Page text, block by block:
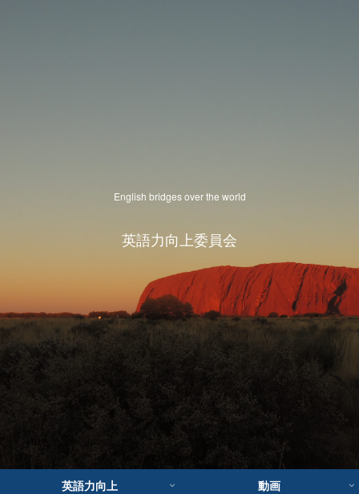
English bridges over the world
英語力向上委員会
英語力向上
動画